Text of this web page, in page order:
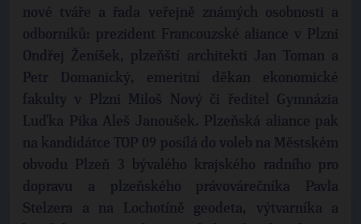
nové tváře a řada veřejně známých osobnosti a
odborníků: prezident Francouzské aliance v Plzni
Ondřej Ženíšek, plzeňští architekti Jan Toman a
Petr Domanický, emeritní děkan ekonomické
fakulty v Plzni Miloš Nový či ředitel Gymnázia
Luďka Pika Aleš Janoušek. Plzeňská aliance pak
na kandidátce TOP 09 posílá do voleb na Městském
obvodu Plzeň 3 bývalého krajského radního pro
dopravu a plzeňského právovárečníka Pavla
Stelzera a na Lochotíně geodeta, výtvarníka a